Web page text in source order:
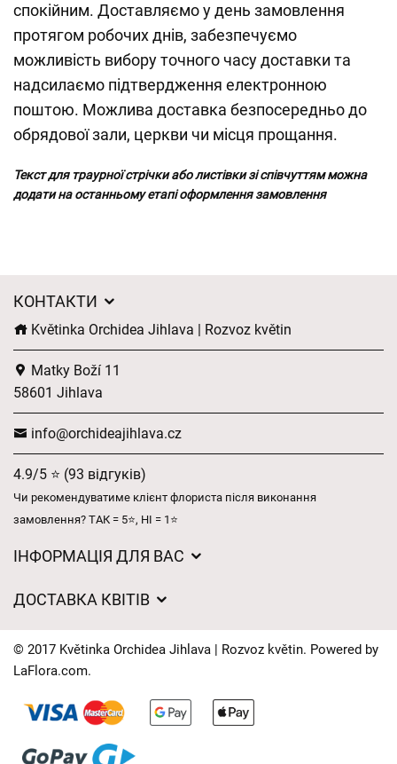
спокійним. Доставляємо у день замовлення
протягом робочих днів, забезпечуємо
можливість вибору точного часу доставки та
надсилаємо підтвердження електронною
поштою. Можлива доставка безпосередньо до
обрядової зали, церкви чи місця прощання.
Текст для траурної стрічки або листівки зі співчуттям можна
додати на останньому етапі оформлення замовлення
КОНТАКТИ
Květinka Orchidea Jihlava | Rozvoz květin
Matky Boží 11
58601 Jihlava
info@orchideajihlava.cz
4.9/5 ⭐ (93 відгуків)
Чи рекомендуватиме клієнт флориста після виконання
замовлення? ТАК = 5⭐, НІ = 1⭐
ІНФОРМАЦІЯ ДЛЯ ВАС
Захист персональних даних
Час доставки квітів – огляд можливостей
ДОСТАВКА КВІТІВ
Куди ми доставляємо квіти
Контакти
© 2017 Květinka Orchidea Jihlava | Rozvoz květin. Powered by
LaFlora.com.